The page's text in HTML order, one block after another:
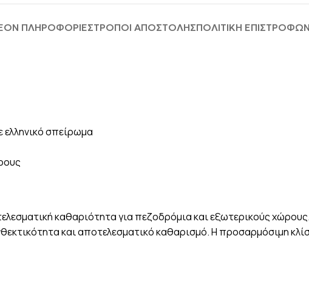
ΠΛΗΡΟΦΟΡΊΕΣΤΡΟΠΟΙ ΑΠΟΣΤΟΛΗΣΠΟΛΙΤΙΚΗ ΕΠΙΣΤΡΟΦΩΝ
σπείρωμα
καθαριότητα για πεζοδρόμια και εξωτερικούς
και αποτελεσματικό καθαρισμό. Η προσαρμόσιμη